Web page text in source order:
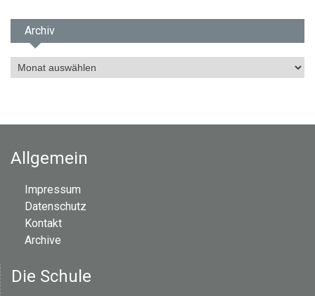
Archiv
r
i
Allgemein
Impressum
Datenschutz
Kontakt
Archive
Die Schule